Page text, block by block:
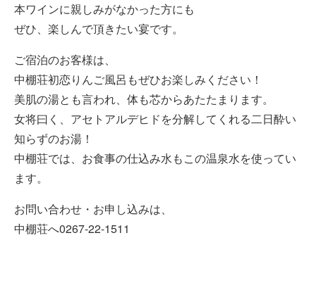
本ワインに親しみがなかった方にも
ぜひ、楽しんで頂きたい宴です。
ご宿泊のお客様は、
中棚荘初恋りんご風呂もぜひお楽しみください！
美肌の湯とも言われ、体も芯からあたたまります。
女将曰く、アセトアルデヒドを分解してくれる二日酔い
知らずのお湯！
中棚荘では、お食事の仕込み水もこの温泉水を使ってい
ます。
お問い合わせ・お申し込みは、
中棚荘へ0267-22-1511